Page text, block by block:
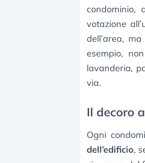
condominio,
votazione
dell’area,
esempio,
lavanderia,
via.
Il decoro
Ogni
dell’edificio,